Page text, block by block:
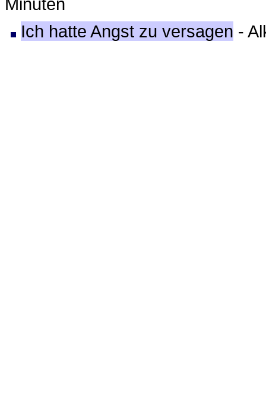
Ich hatte Angst zu versagen -